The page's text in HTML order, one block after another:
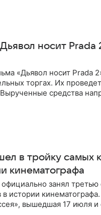
носит Prada
«Дьявол носит Prada
торгах. Их
средства
в тройку самых
кинематографа
занял третью
истории кинематографа.
вышедшая 17 июля и